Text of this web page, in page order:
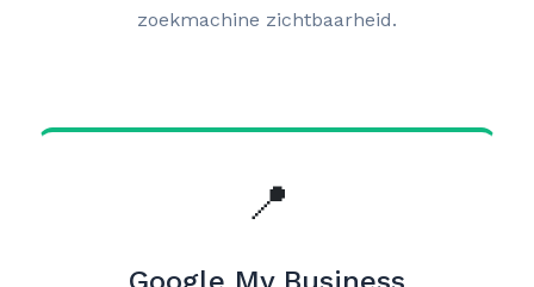
zoekmachine zichtbaarheid.
📍